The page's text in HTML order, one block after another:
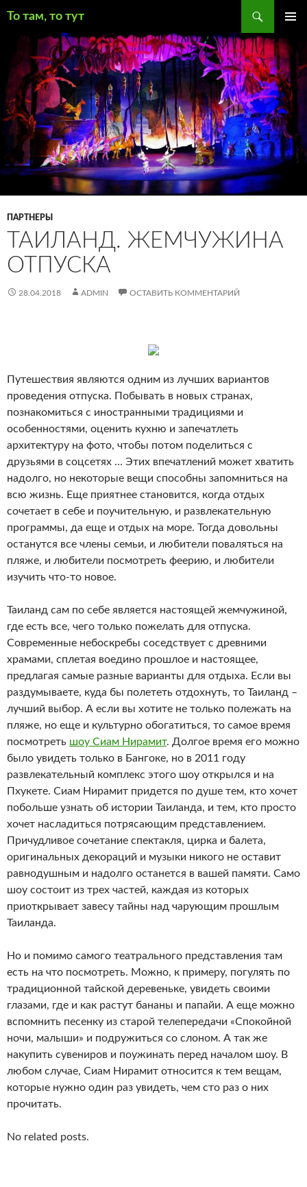
То там, то тут
МЕНЮ
СОДЕРЖИМОМУ
ПАРТНЕРЫ
ТАИЛАНД. ЖЕМЧУЖИНА
ОТПУСКА
28.04.2018 ADMIN ОСТАВИТЬ КОММЕНТАРИЙ
Путешествия являются одним из лучших вариантов
проведения отпуска. Побывать в новых странах,
познакомиться с иностранными традициями и
особенностями, оценить кухню и запечатлеть
архитектуру на фото, чтобы потом поделиться с
друзьями в соцсетях … Этих впечатлений может хватить
надолго, но некоторые вещи способны запомниться на
всю жизнь. Еще приятнее становится, когда отдых
сочетает в себе и поучительную, и развлекательную
программы, да еще и отдых на море. Тогда довольны
останутся все члены семьи, и любители поваляться на
пляже, и любители посмотреть феерию, и любители
изучить что-то новое.
Таиланд сам по себе является настоящей жемчужиной,
где есть все, чего только пожелать для отпуска.
Современные небоскребы соседствует с древними
храмами, сплетая воедино прошлое и настоящее,
предлагая самые разные варианты для отдыха. Если вы
раздумываете, куда бы полететь отдохнуть, то Таиланд –
лучший выбор. А если вы хотите не только полежать на
пляже, но еще и культурно обогатиться, то самое время
посмотреть шоу Сиам Нирамит. Долгое время его можно
было увидеть только в Бангоке, но в 2011 году
развлекательный комплекс этого шоу открылся и на
Пхукете. Сиам Нирамит придется по душе тем, кто хочет
побольше узнать об истории Таиланда, и тем, кто просто
хочет насладиться потрясающим представлением.
Причудливое сочетание спектакля, цирка и балета,
оригинальных декораций и музыки никого не оставит
равнодушным и надолго останется в вашей памяти. Само
шоу состоит из трех частей, каждая из которых
приоткрывает завесу тайны над чарующим прошлым
Таиланда.
Но и помимо самого театрального представления там
есть на что посмотреть. Можно, к примеру, погулять по
традиционной тайской деревеньке, увидеть своими
глазами, где и как растут бананы и папайи. А еще можно
вспомнить песенку из старой телепередачи «Спокойной
ночи, малыши» и подружиться со слоном. А так же
накупить сувениров и поужинать перед началом шоу. В
любом случае, Сиам Нирамит относится к тем вещам,
которые нужно один раз увидеть, чем сто раз о них
прочитать.
No related posts.